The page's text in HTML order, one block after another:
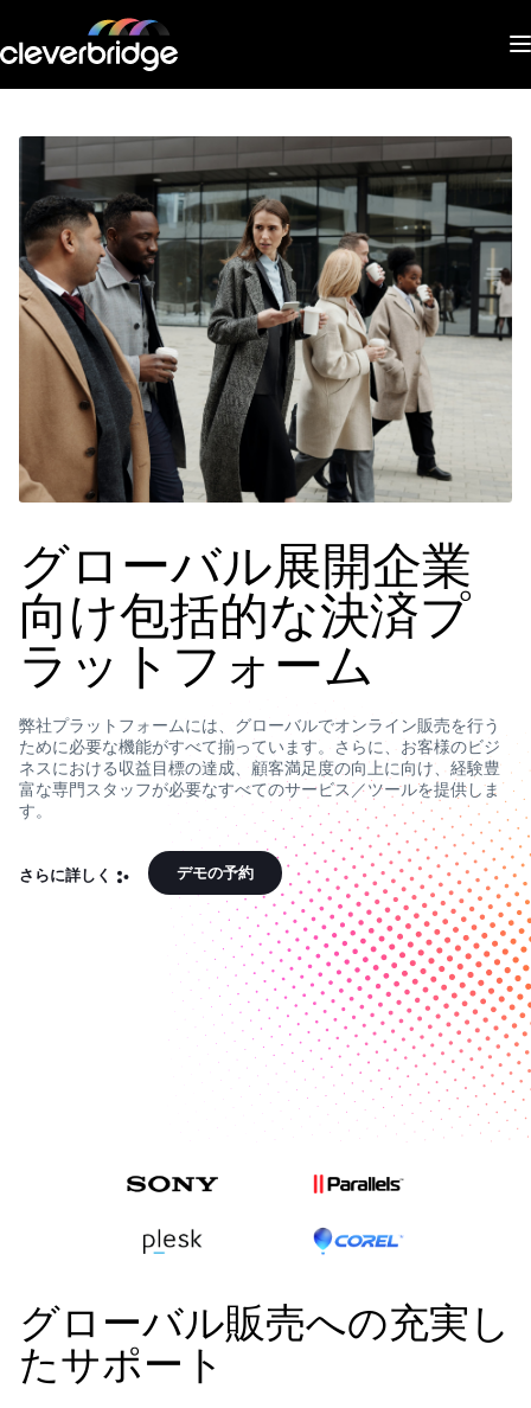
Solutions & Capabilities
Resources
Company
Customer Service
Customer Service
SCHEDULE A
DEMO
グローバル展開企業
向け包括的な決済プ
ラットフォーム
弊社プラットフォームには、 グローバルでオンライン販売を行う
ために必要な機能がすべて揃っています。さらに、 お客様のビジ
ネスにおける 収益目標の達成、顧客満足度の向上 に 向け、 経験豊
富な専門スタッフが必要なすべてのサービス／ ツールを提供しま
す。
グローバル販売への充実し
たサポート